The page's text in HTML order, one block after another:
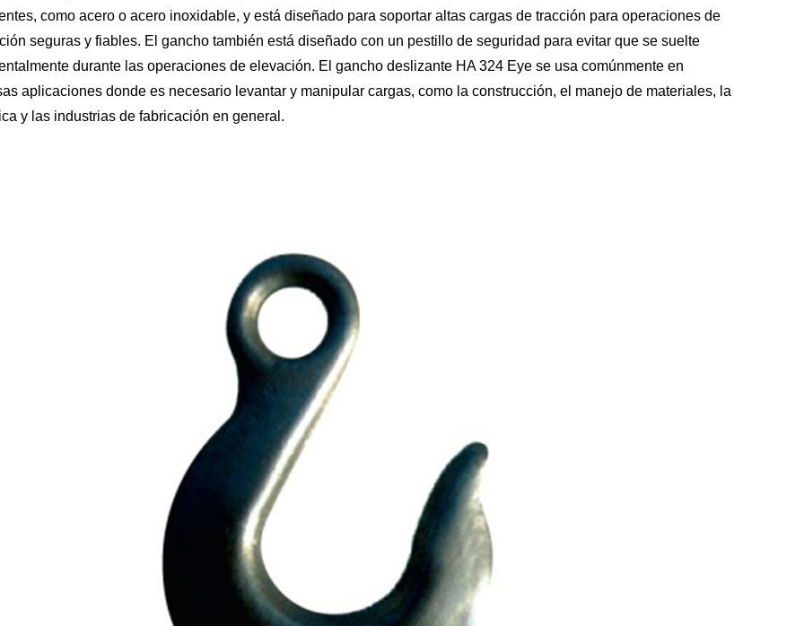
como acero o acero inoxidable, y está diseñado para soportar altas cargas de tracción para operaciones de
seguras y fiables. El gancho también está diseñado con un pestillo de seguridad para evitar que se suelte
durante las operaciones de elevación. El gancho deslizante HA 324 Eye se usa comúnmente en
aplicaciones donde es necesario levantar y manipular cargas, como la construcción, el manejo de materiales, la
y las industrias de fabricación en general.